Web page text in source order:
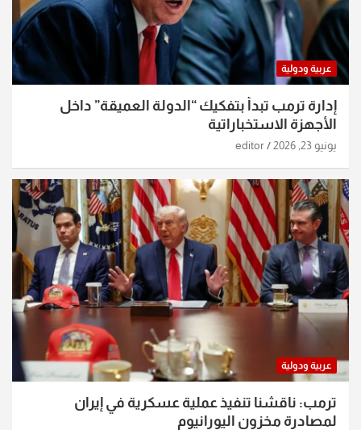
عربية ودولية
إدارة ترمب تبدأ بتفكيك “الدولة العميقة” داخل
الأجهزة الاستخباراتية
يونيو 23, 2026 editor
عربية ودولية
ترمب: ناقشنا تنفيذ عملية عسكرية في إيران
لمصادرة مخزون اليورانيوم